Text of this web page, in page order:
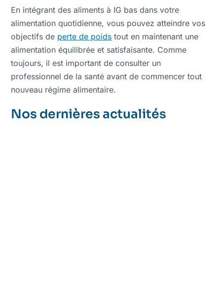
En intégrant des aliments à IG bas dans votre
alimentation quotidienne, vous pouvez atteindre vos
objectifs de perte de poids tout en maintenant une
alimentation équilibrée et satisfaisante. Comme
toujours, il est important de consulter un
professionnel de la santé avant de commencer tout
nouveau régime alimentaire.
Nos dernières actualités